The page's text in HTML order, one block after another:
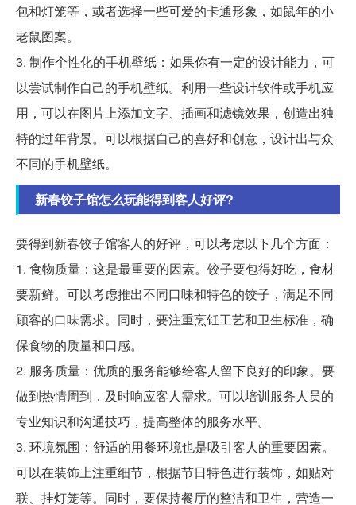
包和灯笼等，或者选择一些可爱的卡通形象，如鼠年的小
老鼠图案。
3. 制作个性化的手机壁纸：如果你有一定的设计能力，可
以尝试制作自己的手机壁纸。利用一些设计软件或手机应
用，可以在图片上添加文字、插画和滤镜效果，创造出独
特的过年背景。可以根据自己的喜好和创意，设计出与众
不同的手机壁纸。
新春饺子馆怎么玩能得到客人好评?
要得到新春饺子馆客人的好评，可以考虑以下几个方面：
1. 食物质量：这是最重要的因素。饺子要包得好吃，食材
要新鲜。可以考虑推出不同口味和特色的饺子，满足不同
顾客的口味需求。同时，要注重烹饪工艺和卫生标准，确
保食物的质量和口感。
2. 服务质量：优质的服务能够给客人留下良好的印象。要
做到热情周到，及时响应客人需求。可以培训服务人员的
专业知识和沟通技巧，提高整体的服务水平。
3. 环境氛围：舒适的用餐环境也是吸引客人的重要因素。
可以在装饰上注重细节，根据节日特色进行装饰，如贴对
联、挂灯笼等。同时，要保持餐厅的整洁和卫生，营造一